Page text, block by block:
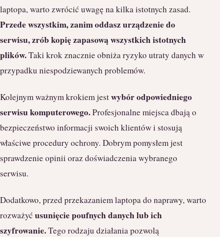
laptopa, warto zwrócić uwagę na kilka istotnych zasad.
Przede wszystkim, zanim oddasz urządzenie do
serwisu, zrób kopię zapasową wszystkich istotnych
plików.Taki krok znacznie obniża ryzyko utraty danych w
przypadku niespodziewanych problemów.
Kolejnym ważnym krokiem jestwybór odpowiedniego
serwisu komputerowego.Profesjonalne miejsca dbają o
bezpieczeństwo informacji swoich klientów i stosują
właściwe procedury ochrony. Dobrym pomysłem jest
sprawdzenie opinii oraz doświadczenia wybranego
serwisu.
Dodatkowo, przed przekazaniem laptopa do naprawy, warto
rozważyć usunięcie poufnych danych lub ich
szyfrowanie.Tego rodzaju działania pozwolą